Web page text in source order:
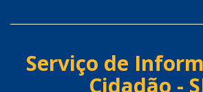
Serviço de
Cidadão -